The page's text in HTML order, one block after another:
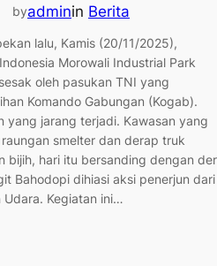
byadminin Berita
lalu, Kamis (20/11/2025),
Morowali Industrial Park
oleh pasukan TNI yang
Komando Gabungan (Kogab).
yang jarang terjadi. Kawasan yang
smelter dan derap truk
bijih, hari itu bersanding dengan
Bahodopi dihiasi aksi penerjun dari
Kegiatan ini…